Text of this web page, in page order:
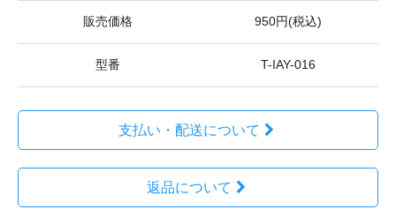
販売価格 950円(税込)
型番 T-IAY-016
支払い・配送について
返品について